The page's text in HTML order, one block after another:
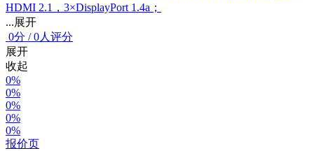
HDMI 2.1，3×DisplayPort 1.4a；
...展开
0分 /0人评分
展开
收起
0%
0%
0%
0%
0%
报价页